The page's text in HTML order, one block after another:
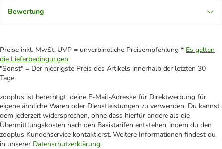
Bewertung
Preise inkl. MwSt. UVP = unverbindliche Preisempfehlung * Es gelten
die Lieferbedingungen
"Sonst" = Der niedrigste Preis des Artikels innerhalb der letzten 30
Tage.
zooplus ist berechtigt, deine E-Mail-Adresse für Direktwerbung für
eigene ähnliche Waren oder Dienstleistungen zu verwenden. Du kannst
dem jederzeit widersprechen, ohne dass hierfür andere als die
Übermittlungskosten nach den Basistarifen entstehen, indem du den
zooplus Kundenservice kontaktierst. Weitere Informationen findest du
in unserer Datenschutzerklärung.